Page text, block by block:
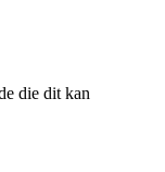
die dit kan